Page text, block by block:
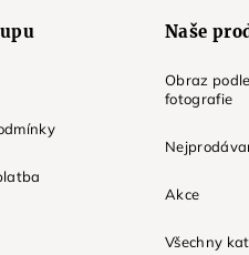
Naše
Obraz
fotografie
Akce
Všechny